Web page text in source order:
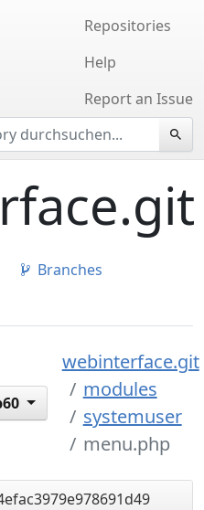
Repositories
Help
Report an Issue
Branches
webinterface.git
modules
systemuser
menu.php